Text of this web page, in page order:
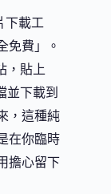
下載工
免費」。
，貼上
並下載到
，這種純
在你臨時
擔心留下